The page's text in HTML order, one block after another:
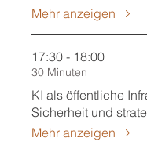
Mehr anzeigen
17:30 - 18:00
30 Minuten
KI als öffentliche
Sicherheit und
Mehr anzeigen